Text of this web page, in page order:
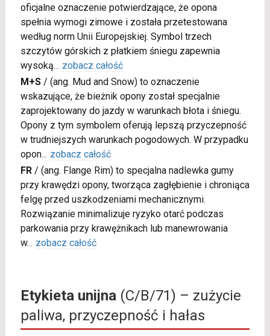
oficjalne oznaczenie potwierdzające, że opona
spełnia wymogi zimowe i została przetestowana
według norm Unii Europejskiej. Symbol trzech
szczytów górskich z płatkiem śniegu zapewnia
wysoką... zobacz całość
M+S/ (ang. Mud and Snow) to oznaczenie
wskazujące, że bieżnik opony został specjalnie
zaprojektowany do jazdy w warunkach błota i śniegu.
Opony z tym symbolem oferują lepszą przyczepność
w trudniejszych warunkach pogodowych. W przypadku
opon... zobacz całość
FR/ (ang. Flange Rim) to specjalna nadlewka gumy
przy krawędzi opony, tworząca zagłębienie i chroniąca
felgę przed uszkodzeniami mechanicznymi.
Rozwiązanie minimalizuje ryzyko otarć podczas
parkowania przy krawężnikach lub manewrowania
w... zobacz całość
Etykieta unijna(C/B/71) – zużycie
paliwa, przyczepność i hałas